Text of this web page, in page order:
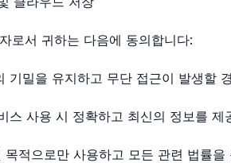
로서 귀하는 다음에 동의합니다:
기밀을 유지하고 무단 접근이 발생할
스 사용 시 정확하고 최신의 정보를 제
목적으로만 사용하고 모든 관련 법률을